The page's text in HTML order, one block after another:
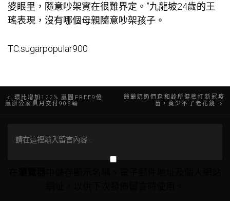
婆眼里，隨意吵架實在很難界定。”九龍坡24歲的王
瑤表現，沒有哪個母親隨意吵架孩子。
TC:sugarpopular900
文
導
覽
環比增加122% 嵐圖FREE9億
嵐辦公家具月交付908輛
爺爺奶奶們森和診所健檢打新冠疫
苗，竟少不了老花鏡